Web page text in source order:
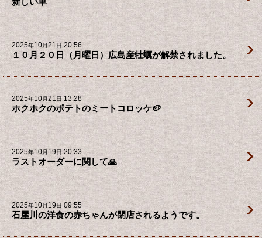
2025年10月21日 20:56
１０月２０日（月曜日）広島産牡蠣が解禁されました。
2025年10月21日13:28
ホクホクのポテトのミートコロッケ🥔
2025年10月 19日 20:33
ラストオーダーに関して🙏
2025年10月19日 09:55
石屋川の洋食の赤ちゃんが閉店されるようです。